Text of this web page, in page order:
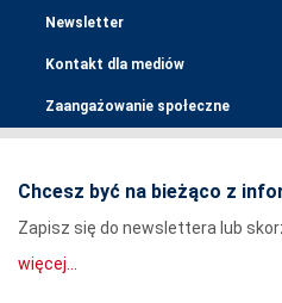
Newsletter
Kontakt dla mediów
Zaangażowanie społeczne
Chcesz być na bieżąco z
Zapisz się do newslettera lub
więcej...